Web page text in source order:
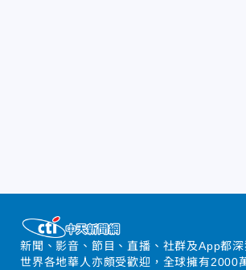
新聞、影音、節目、直播、社群及App都
世界各地華人亦頗受歡迎，全球擁有2000